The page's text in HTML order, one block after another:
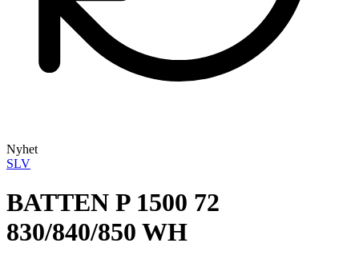
Nyhet
SLV
BATTEN P 1500 72
830/840/850 WH